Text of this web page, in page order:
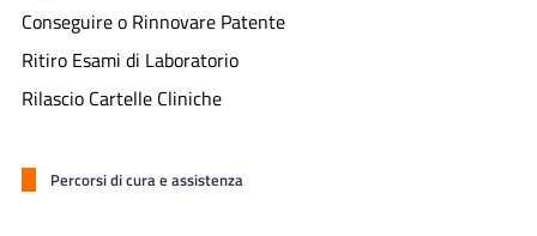
Conseguire o Rinnovare Patente
Ritiro Esami di Laboratorio
Rilascio Cartelle Cliniche
Percorsi di cura e assistenza